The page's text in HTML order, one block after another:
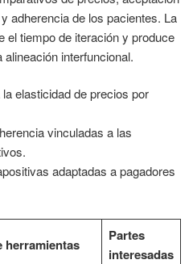
adherencia de los pacientes. La
el tiempo de iteración y produce
interfuncional.
elasticidad de precios por
vinculadas a las
adaptadas a pagadores
herramientas
Partes
interesadas